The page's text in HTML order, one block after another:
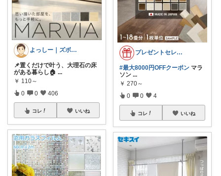
よっしー｜ズボラでもおしゃれに整えたい
📌置くだけで叶う、大理石の床
がある暮らし🏠 ...
￥ 110～
0 0 406
コレ いいね
プレゼントセレクト館024
#最大8000円OFFクーポン マラ
ソン ...
￥ 270～
0 0 4
コレ いいね